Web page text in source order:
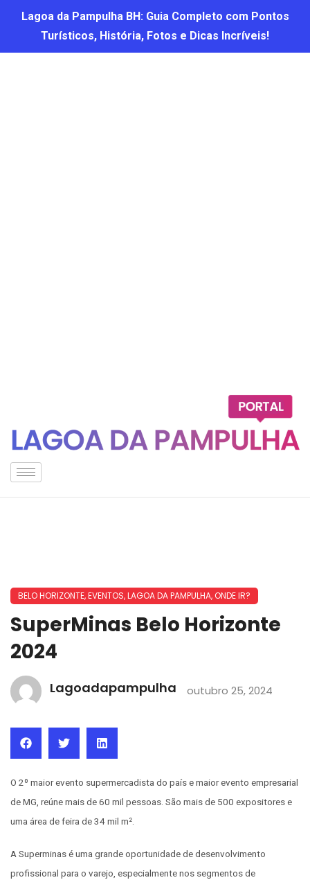
Lagoa da Pampulha BH: Guia Completo com Pontos
Turísticos, História, Fotos e Dicas Incríveis!
BELO HORIZONTE,EVENTOS,LAGOA DA PAMPULHA, ONDE IR?
SuperMinas Belo Horizonte
2024
Lagoadapampulha outubro 25, 2024
O 2º maior evento supermercadista do país e maior evento empresarial
de MG, reúne mais de 60 mil pessoas. São mais de 500 expositores e
uma área de feira de 34 mil m².
A Superminas é uma grande oportunidade de desenvolvimento
profissional para o varejo, especialmente nos segmentos de